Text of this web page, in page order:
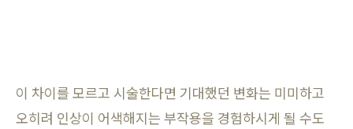
이 차이를 모르고 시술한다면 기대했던 변화는 미미하고
오히려 인상이 어색해지는 부작용을 경험하시게 될 수도